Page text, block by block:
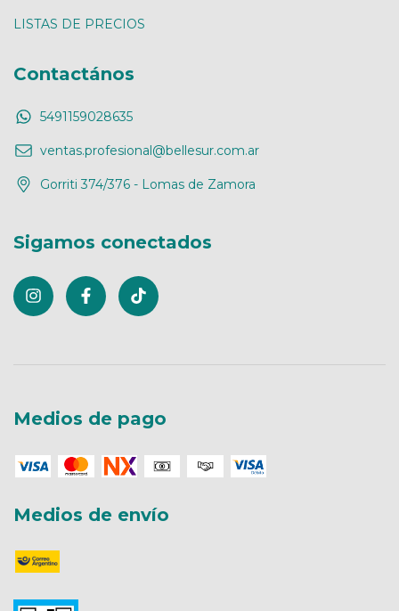
LISTAS DE PRECIOS
Contactános
5491159028635
ventas.profesional@bellesur.com.ar
Gorriti 374/376 - Lomas de Zamora
Sigamos conectados
Medios de pago
Medios de envío